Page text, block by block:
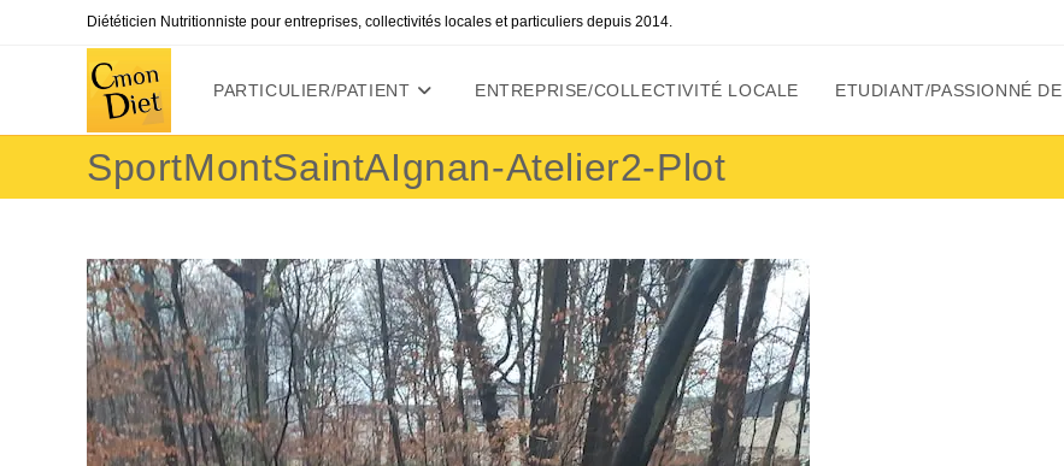
Diététicien Nutritionniste pour entreprises, collectivités locales et particuliers depuis 2014.
PARTICULIER/PATIENT ENTREPRISE/COLLECTIVITÉ LOCALE ETUDIANT/PASSIONNÉ
SportMontSaintAIgnan-Atelier2-Plot